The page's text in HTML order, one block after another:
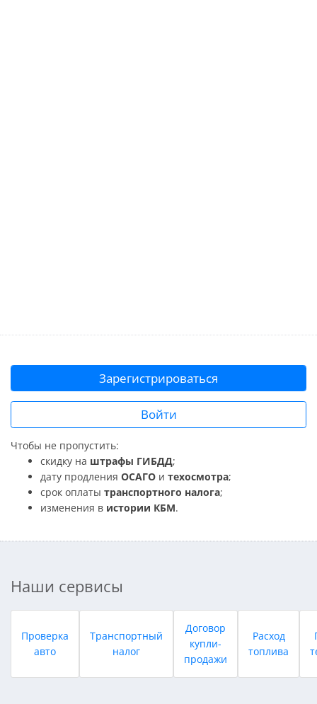
Зарегистрироваться
Войти
Чтобы не пропустить:
скидку на штрафы ГИБДД;
дату продления ОСАГО и техосмотра;
срок оплаты транспортного налога;
изменения в истории КБМ.
Наши сервисы
Проверка
авто
Транспортный
налог
Договор
купли-
продажи
Расход
топлива